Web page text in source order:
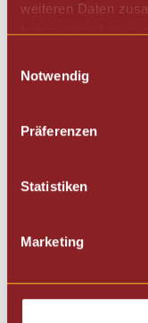
weiteren Daten
Notwendig
Präferenzen
Statistiken
Marketing